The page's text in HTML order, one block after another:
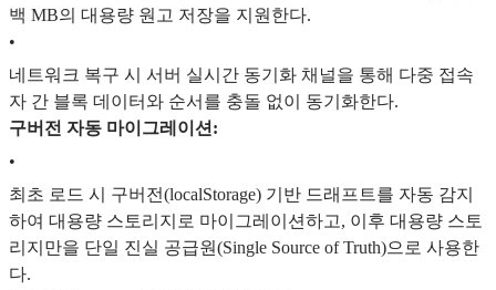
백 MB의 대용량 원고 저장을 지원한다.
•
네트워크 복구 시 서버 실시간 동기화 채널을 통해 다중 접속
자 간 블록 데이터와 순서를 충돌 없이 동기화한다.
구버전 자동 마이그레이션:
•
최초 로드 시 구버전(localStorage) 기반 드래프트를 자동 감지
하여 대용량 스토리지로 마이그레이션하고, 이후 대용량 스토
리지만을 단일 진실 공급원(Single Source of Truth)으로 사용한
다.